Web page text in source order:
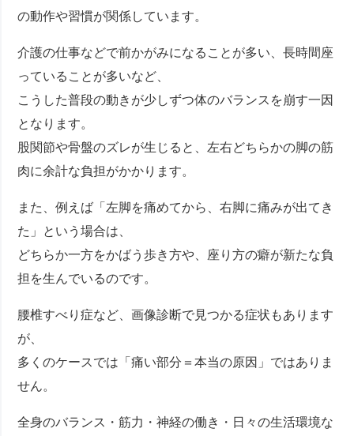
の動作や習慣が関係しています。
介護の仕事などで前かがみになることが多い、長時間座
っていることが多いなど、
こうした普段の動きが少しずつ体のバランスを崩す一因
となります。
股関節や骨盤のズレが生じると、左右どちらかの脚の筋
肉に余計な負担がかかります。
また、例えば「左脚を痛めてから、右脚に痛みが出てき
た」という場合は、
どちらか一方をかばう歩き方や、座り方の癖が新たな負
担を生んでいるのです。
腰椎すべり症など、画像診断で見つかる症状もあります
が、
多くのケースでは「痛い部分＝本当の原因」ではありま
せん。
全身のバランス・筋力・神経の働き・日々の生活環境な